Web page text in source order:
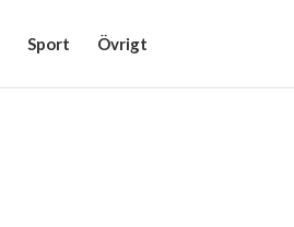
Sport Övrigt